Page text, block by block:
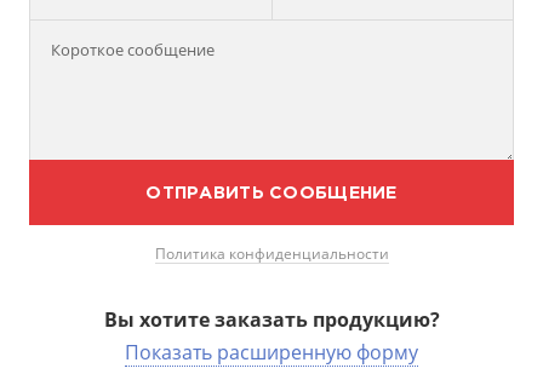
ОТПРАВИТЬ СООБЩЕНИЕ
Вы хотите заказать продукцию?
Показать расширенную форму
Политика конфиденциальности